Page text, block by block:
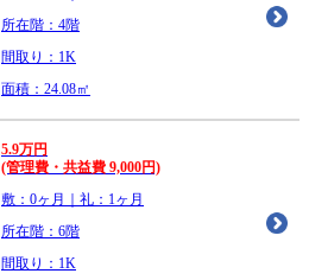
所在階：4階
間取り：1K
面積：24.08㎡
5.9万円
(管理費・共益費 9,000円)
敷：0ヶ月｜礼：1ヶ月
所在階：6階
間取り：1K